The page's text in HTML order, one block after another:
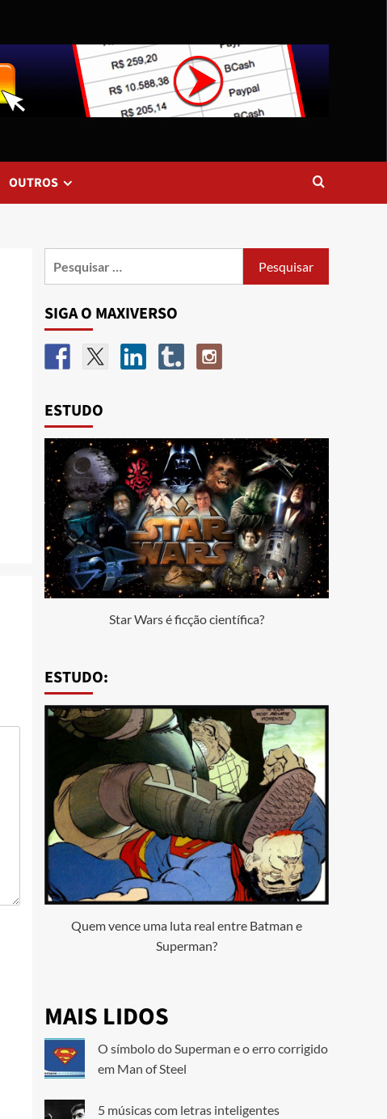
OUTROS
SIGA O MAXIVERSO
ESTUDO
Star Wars é ficção científica?
ESTUDO:
Quem vence uma luta real entre Batman e
Superman?
MAIS LIDOS
O símbolo do Superman e o erro corrigido
em Man of Steel
5 músicas com letras inteligentes